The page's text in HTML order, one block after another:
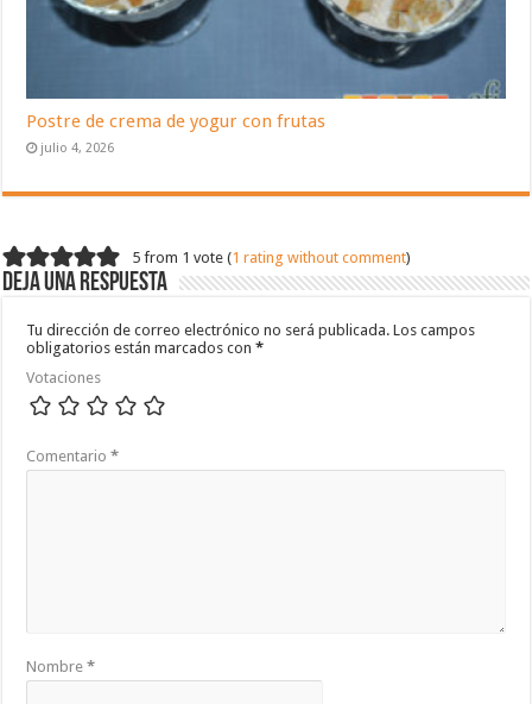
Postre de crema de yogur con frutas
julio 4, 2026
5 from 1 vote (1 rating without comment)
Deja una respuesta
Tu dirección de correo electrónico no será publicada. Los campos
obligatorios están marcados con*
Votaciones
Comentario*
Nombre*